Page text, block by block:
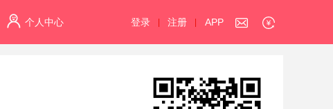
个人中心 登录 注册 APP